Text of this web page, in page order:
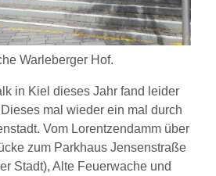
Warleberger Hof.
in Kiel dieses Jahr fand leider
mal wieder ein mal durch
Vom Lorentzendamm über
zum Parkhaus Jensenstraße
Stadt), Alte Feuerwache und